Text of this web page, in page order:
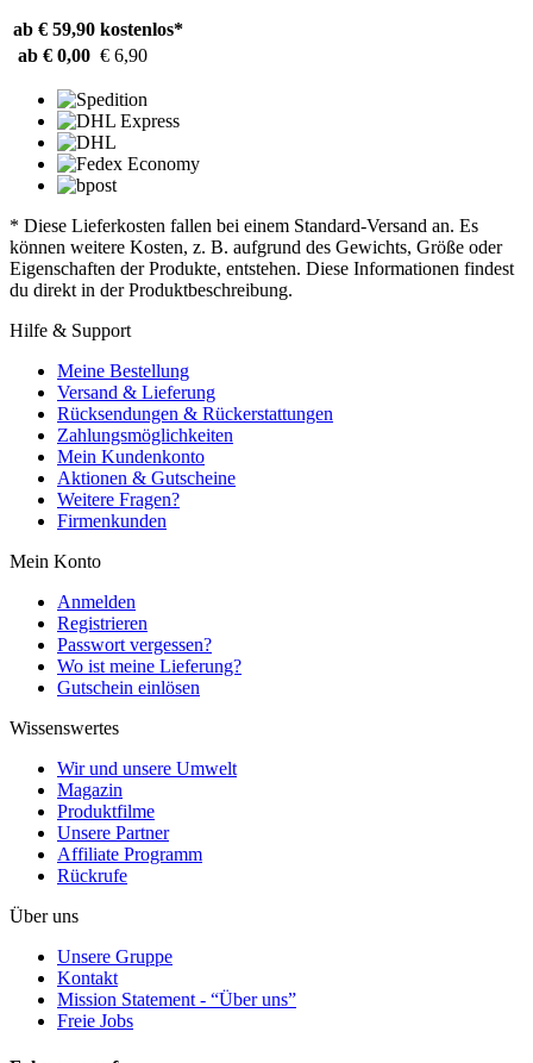
ab € 59,90 kostenlos*
ab € 0,00 € 6,90
* Diese Lieferkosten fallen bei einem Standard-Versand an. Es
können weitere Kosten, z. B. aufgrund des Gewichts, Größe oder
Eigenschaften der Produkte, entstehen. Diese Informationen findest
du direkt in der Produktbeschreibung.
Hilfe & Support
Meine Bestellung
Versand & Lieferung
Rücksendungen & Rückerstattungen
Zahlungsmöglichkeiten
Mein Kundenkonto
Aktionen & Gutscheine
Weitere Fragen?
Firmenkunden
Mein Konto
Anmelden
Registrieren
Passwort vergessen?
Wo ist meine Lieferung?
Gutschein einlösen
Wissenswertes
Wir und unsere Umwelt
Magazin
Produktfilme
Unsere Partner
Affiliate Programm
Rückrufe
Über uns
Unsere Gruppe
Kontakt
Mission Statement - “Über uns”
Freie Jobs